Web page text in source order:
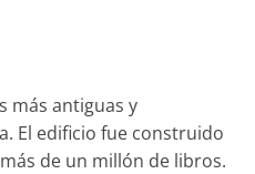
más antiguas y
El edificio fue construido
de un millón de libros.